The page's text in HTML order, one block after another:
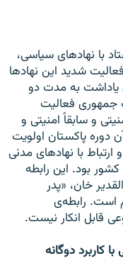
نهادهای سياسی،
شديد اين نهادها
ياداشت به مدت دو
جمهوری فعاليت
و سابقاً امنيتی و
دوره پاکستان اولويت
با نهادهای مدنی
بود. اين رابطه
خان، «پدر
است. رابطه‌ی
قابل انکار نيست.